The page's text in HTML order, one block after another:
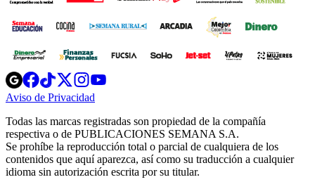
Opens
in
new
Opens
in
new
Opens
in
new
window
Opens
new
windowwindow
Aviso de Privacidad
new
window
Todas las marcas registradas son propiedad de la compañía
respectiva o de PUBLICACIONES SEMANA S.A.
Se prohíbe la reproducción total o parcial de cualquiera de los
contenidos que aquí aparezca, así como su traducción a cualquier
idioma sin autorización escrita por su titular.